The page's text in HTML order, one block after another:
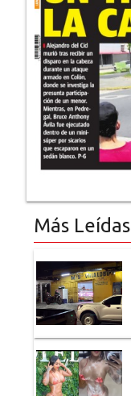
Más Leídas